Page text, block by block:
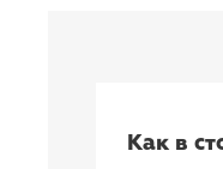
Как в